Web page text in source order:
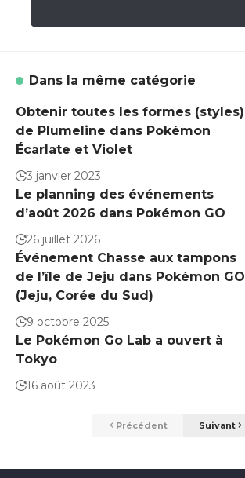
Dans la même catégorie
Obtenir toutes les formes (styles)
de Plumeline dans Pokémon
Écarlate et Violet
3 janvier 2023
Le planning des événements
d’août 2026 dans Pokémon GO
26 juillet 2026
Événement Chasse aux tampons
de l’île de Jeju dans Pokémon GO
(Jeju, Corée du Sud)
9 octobre 2025
Le Pokémon Go Lab a ouvert à
Tokyo
16 août 2023
Précédent Suivant